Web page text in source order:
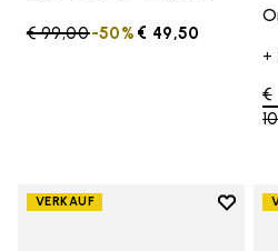
Price reduced from
€ 99,00to € 49,50
-50%
+
€
VERKAUF
Add to